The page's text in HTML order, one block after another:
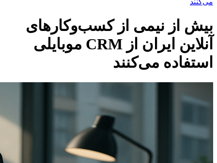
می‌کنند
بیش از نیمی از کسب‌وکارهای
آنلاین ایران از CRM موبایلی
استفاده می‌کنند